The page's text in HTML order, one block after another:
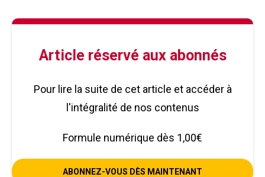
Article réservé aux abonnés
Pour lire la suite de cet article et accéder à
l'intégralité de nos contenus
Formule numérique dès 1,00€
ABONNEZ-VOUS DÈS MAINTENANT